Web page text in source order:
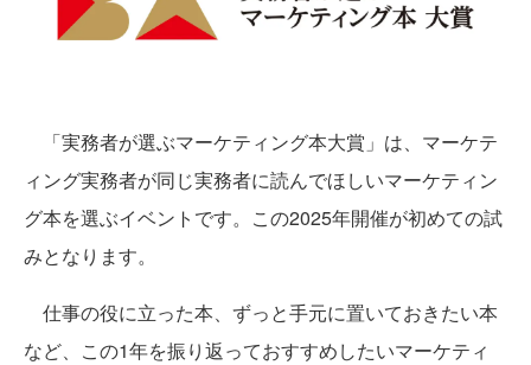
「実務者が選ぶマーケティング本大賞」は、マーケテ
ィング実務者が同じ実務者に読んでほしいマーケティン
グ本を選ぶイベントです。この2025年開催が初めての試
みとなります。
仕事の役に立った本、ずっと手元に置いておきたい本
など、この1年を振り返っておすすめしたいマーケティ